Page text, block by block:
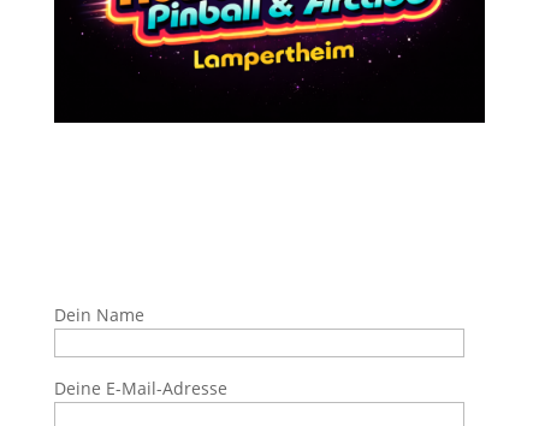
Dein Name
Deine E-Mail-Adresse